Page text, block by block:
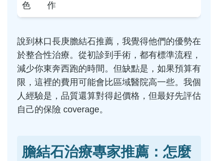
色
作
說到林口長庚膽結石推薦，我覺得他們的優勢在
於整合性治療。從初診到手術，都有標準流程，
減少你東奔西跑的時間。但缺點是，如果預算有
限，這裡的費用可能會比區域醫院高一些。我個
人經驗是，品質還算對得起價格，但最好先評估
自己的保險 coverage。
膽結石治療專家推薦：怎麼